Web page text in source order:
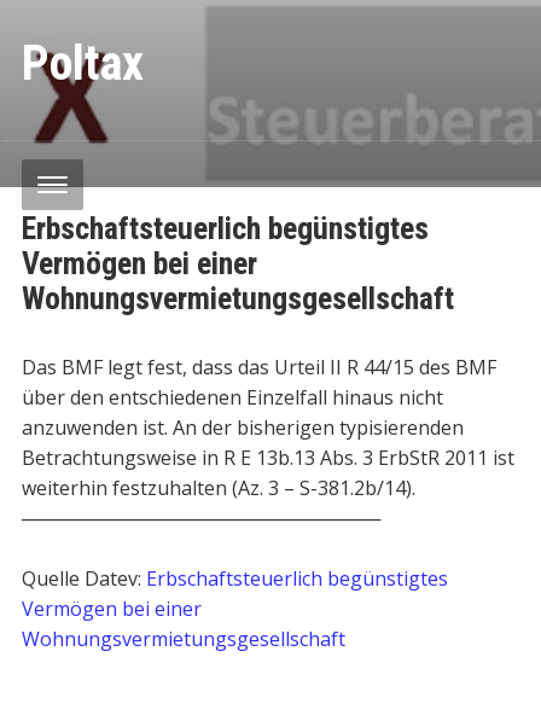
Poltax
Erbschaftsteuerlich begünstigtes
Vermögen bei einer
Wohnungsvermietungsgesellschaft
Das BMF legt fest, dass das Urteil II R 44/15 des BMF
über den entschiedenen Einzelfall hinaus nicht
anzuwenden ist. An der bisherigen typisierenden
Betrachtungsweise in R E 13b.13 Abs. 3 ErbStR 2011 ist
weiterhin festzuhalten (Az. 3 – S-381.2b/14).
───────────────────────────
Quelle Datev: Erbschaftsteuerlich begünstigtes
Vermögen bei einer
Wohnungsvermietungsgesellschaft